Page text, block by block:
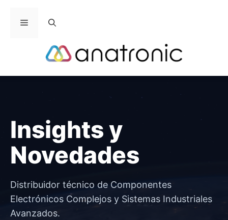
Menú
Insights y
Novedades
Distribuidor técnico de Componentes
Electrónicos Complejos y Sistemas Industriales
Avanzados.